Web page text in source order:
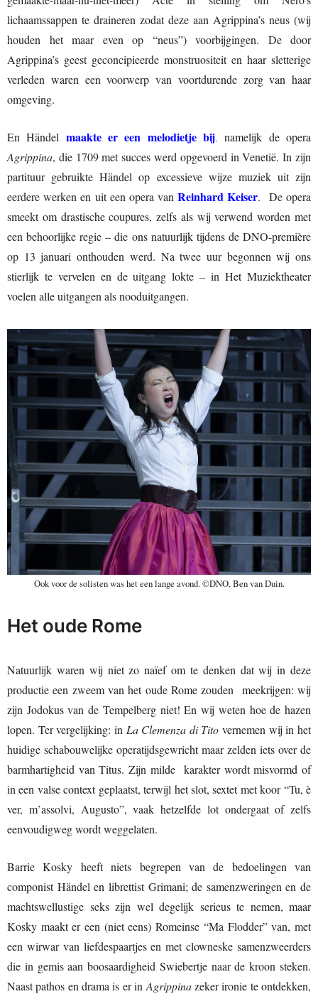
lichaamssappen te draineren zodat deze aan Agrippina’s neus (wij
houden het maar even op “neus”) voorbijgingen. De door
Agrippina’s geest geconcipieerde monstruositeit en haar sletterige
verleden waren een voorwerp van voortdurende zorg van haar
omgeving.
En Händel maakte er een melodietje bij, namelijk de opera
Agrippina, die 1709 met succes werd opgevoerd in Venetië. In zijn
partituur gebruikte Händel op excessieve wijze muziek uit zijn
eerdere werken en uit een opera vanReinhard Keiser. De opera
smeekt om drastische coupures, zelfs als wij verwend worden met
een behoorlijke regie – die ons natuurlijk tijdens de DNO-première
op 13 januari onthouden werd. Na twee uur begonnen wij ons
stierlijk te vervelen en de uitgang lokte – in Het Muziektheater
voelen alle uitgangen als nooduitgangen.
Ook voor de solisten was het een lange avond. ©DNO, Ben van Duin.
Het oude Rome
Natuurlijk waren wij niet zo naïef om te denken dat wij in deze
productie een zweem van het oude Rome zouden meekrijgen: wij
zijn Jodokus van de Tempelberg niet! En wij weten hoe de hazen
lopen. Ter vergelijking: in La Clemenza di Tito vernemen wij in het
huidige schabouwelijke operatijdsgewricht maar zelden iets over de
barmhartigheid van Titus. Zijn milde karakter wordt misvormd of
in een valse context geplaatst, terwijl het slot, sextet met koor “Tu, è
ver, m’assolvi, Augusto”, vaak hetzelfde lot ondergaat of zelfs
eenvoudigweg wordt weggelaten.
Barrie Kosky heeft niets begrepen van de bedoelingen van
componist Händel en librettist Grimani; de samenzweringen en de
machtswellustige seks zijn wel degelijk serieus te nemen, maar
Kosky maakt er een (niet eens) Romeinse “Ma Flodder” van, met
een wirwar van liefdespaartjes en met clowneske samenzweerders
die in gemis aan boosaardigheid Swiebertje naar de kroon steken.
Naast pathos en drama is er in Agrippinazeker ironie te ontdekken,